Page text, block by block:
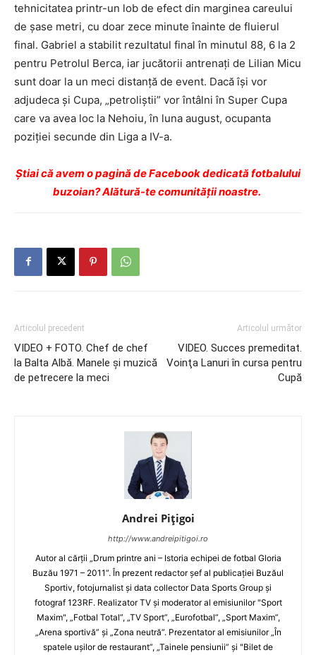
tehnicitatea printr-un lob de efect din marginea careului
de şase metri, cu doar zece minute înainte de fluierul
final. Gabriel a stabilit rezultatul final în minutul 88, 6 la 2
pentru Petrolul Berca, iar jucătorii antrenaţi de Lilian Micu
sunt doar la un meci distanţă de event. Dacă îşi vor
adjudeca şi Cupa, „petroliştii” vor întâlni în Super Cupa
care va avea loc la Nehoiu, în luna august, ocupanta
poziţiei secunde din Liga a IV-a.
Ştiai că avem o pagină de Facebook dedicată fotbalului
buzoian? Alătură-te comunității noastre.
Articolul precedent
VIDEO + FOTO. Chef de chef
la Balta Albă. Manele și muzică
de petrecere la meci
Articolul următor
VIDEO. Succes premeditat.
Voinţa Lanuri în cursa pentru
Cupă
Andrei Pițigoi
http://www.andreipitigoi.ro
Autor al cărţii „Drum printre ani – Istoria echipei de fotbal Gloria
Buzău 1971 – 2011”. În prezent redactor şef al publicaţiei Buzăul
Sportiv, fotojurnalist şi data collector Data Sports Group şi
fotograf 123RF. Realizator TV şi moderator al emisiunilor "Sport
Maxim", „Fotbal Total”, „TV Sport”, „Eurofotbal”, „Sport Maxim”,
„Arena sportivă” şi „Zona neutră”. Prezentator al emisiunilor „În
spatele uşilor de restaurant”, „Tainele pensiunii” şi "Bilet de